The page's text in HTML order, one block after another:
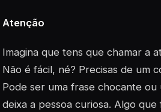
Atenção
Imagina que tens que chamar a
Não é fácil, né? Precisas de um
Pode ser uma frase chocante
deixa a pessoa curiosa. Algo